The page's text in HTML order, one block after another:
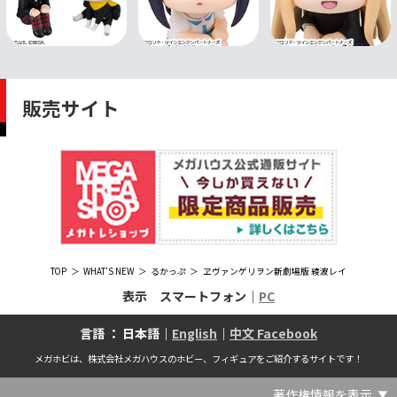
販売サイト
TOP WHAT'S NEW るかっぷ ヱヴァンゲリヲン新劇場版 綾波レイ
表示 スマートフォン｜ PC
言語 ： 日本語｜ English ｜ 中文 Facebook
メガホビは、株式会社メガハウスのホビー、フィギュアをご紹介するサイトです！